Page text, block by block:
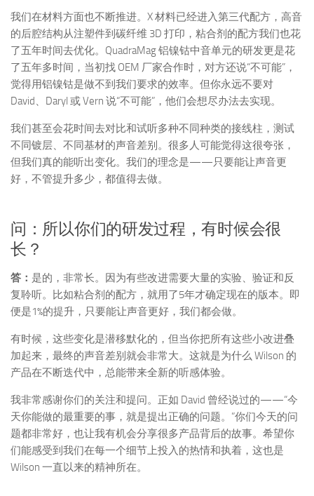
我们在材料方面也不断推进。X 材料已经进入第三代配方，高音
的后腔结构从注塑件到碳纤维 3D 打印，粘合剂的配方我们也花
了五年时间去优化。QuadraMag 铝镍钴中音单元的研发更是花
了五年多时间，当初找 OEM 厂家合作时，对方还说“不可能”，
觉得用铝镍钴是做不到我们要求的效率。但你永远不要对
David、Daryl 或 Vern 说“不可能”，他们会想尽办法去实现。
我们甚至会花时间去对比和试听多种不同种类的接线柱，测试
不同镀层、不同基材的声音差别。很多人可能觉得这很夸张，
但我们真的能听出变化。我们的理念是——只要能让声音更
好，不管提升多少，都值得去做。
问：所以你们的研发过程，有时候会很
长？
答： 是的，非常长。因为有些改进需要大量的实验、验证和反
复聆听。比如粘合剂的配方，就用了5年才确定现在的版本。即
便是1%的提升，只要能让声音更好，我们都会做。
有时候，这些变化是潜移默化的，但当你把所有这些小改进叠
加起来，最终的声音差别就会非常大。这就是为什么 Wilson 的
产品在不断迭代中，总能带来全新的听感体验。
我非常感谢你们的关注和提问。正如 David 曾经说过的——“今
天你能做的最重要的事，就是提出正确的问题。”你们今天的问
题都非常好，也让我有机会分享很多产品背后的故事。希望你
们能感受到我们在每一个细节上投入的热情和执着，这也是
Wilson 一直以来的精神所在。